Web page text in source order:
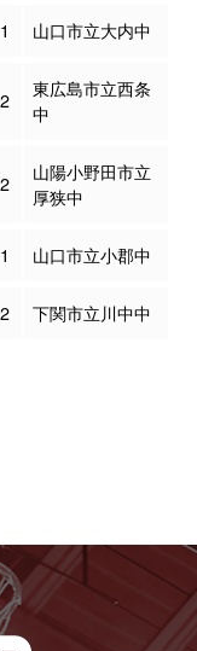
1 山口市立大内中
2
東広島市立西条
中
2
山陽小野田市立
厚狭中
1 山口市立小郡中
2
下関市立川中中